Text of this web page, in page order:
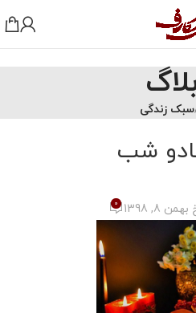
سبک زندگی
شب
8, 1398
0